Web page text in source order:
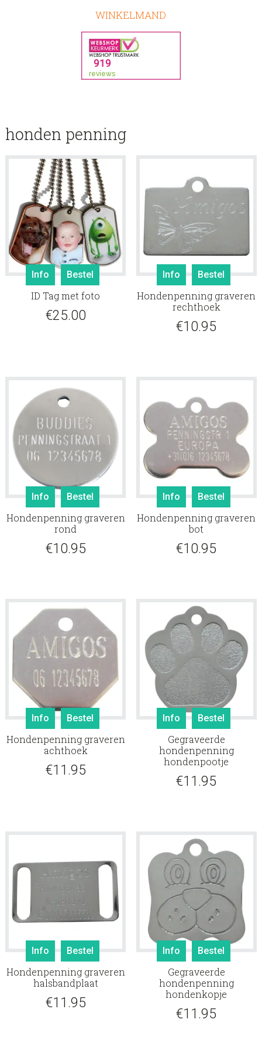
WINKELMAND
honden penning
Info Bestel
ID Tag met foto
€25.00
Info Bestel
Hondenpenning graveren
rechthoek
€10.95
Info Bestel
Hondenpenning graveren
rond
€10.95
Info Bestel
Hondenpenning graveren
bot
€10.95
Info Bestel
Hondenpenning graveren
achthoek
€11.95
Info Bestel
Gegraveerde
hondenpenning
hondenpootje
€11.95
Info Bestel
Hondenpenning graveren
halsbandplaat
€11.95
Info Bestel
Gegraveerde
hondenpenning
hondenkopje
€11.95